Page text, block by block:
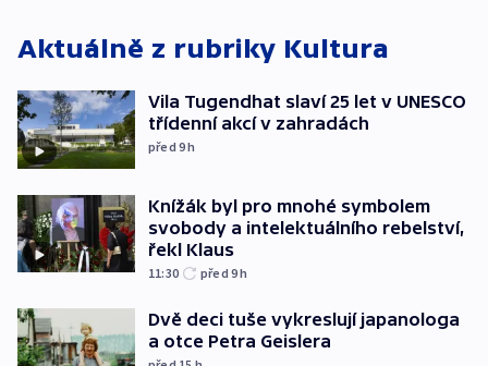
Aktuálně z rubriky Kultura
Vila Tugendhat slaví 25 let v UNESCO
třídenní akcí v zahradách
před 9h
Knížák byl pro mnohé symbolem
svobody a intelektuálního rebelství,
řekl Klaus
11:30 před 9h
Dvě deci tuše vykreslují japanologa
a otce Petra Geislera